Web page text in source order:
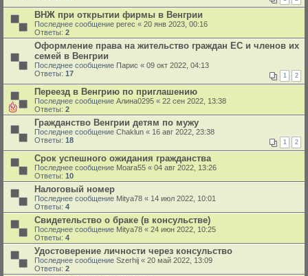
ВНЖ при открытии фирмы в Венгрии
Последнее сообщение perec « 20 янв 2023, 00:16
Ответы: 2
Оформление права на жительство граждан ЕС и членов их
семей в Венгрии
Последнее сообщение Парис « 09 окт 2022, 04:13
Ответы: 17 1 2
Переезд в Венгрию по приглашению
Последнее сообщение Алина0295 « 22 сен 2022, 13:38
Ответы: 2
Гражданство Венгрии детям по мужу
Последнее сообщение Chaklun « 16 авг 2022, 23:38
Ответы: 18 1 2
Срок успешного ожидания гражданства
Последнее сообщение Moara55 « 04 авг 2022, 13:26
Ответы: 10
Налоговый номер
Последнее сообщение Mitya78 « 14 июл 2022, 10:01
Ответы: 4
Свидетельство о браке (в консульстве)
Последнее сообщение Mitya78 « 24 июн 2022, 10:25
Ответы: 4
Удостоверение личности через консульство
Последнее сообщение Szerhij « 20 май 2022, 13:09
Ответы: 2